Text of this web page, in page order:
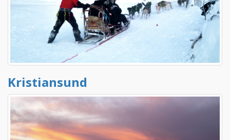
Kristiansund